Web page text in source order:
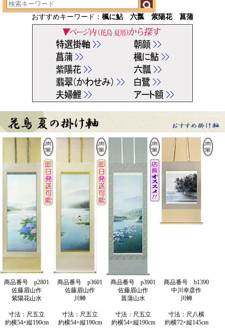
おすすめキーワード： 楓に鮎 六瓢 紫陽花 菖蒲
商品番号 p2801
佐藤眉山作
紫陽花山水
寸法：尺五立
約横54×縦190cm
商品番号 p3601
佐藤眉山作
川蝉
寸法：尺五立
約横54×縦190cm
商品番号 p3901
佐藤眉山作
菖蒲山水
寸法：尺五立
約横54×縦190cm
商品番号 b1390
中川幸彦作
川蝉
寸法：尺八横
約横72×縦145cm